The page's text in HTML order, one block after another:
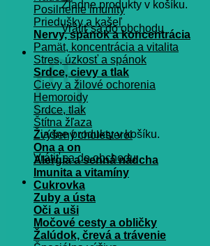
Žiadne produkty v košíku.
Vrátiť sa do obchodu
Košík
Žiadne produkty v košíku.
Vrátiť sa do obchodu
Posilnenie imunity
Priedušky a kašeľ
Nervy, spánok a koncentrácia
Pamät, koncentrácia a vitalita
Stres, úzkosť a spánok
Srdce, cievy a tlak
Cievy a žilové ochorenia
Hemoroidy
Srdce, tlak
Štítna žľaza
Zvýšený cholesterol
Ona a on
Alergia a senná nádcha
Imunita a vitamíny
Cukrovka
Zuby a ústa
Oči a uši
Močové cesty a obličky
Žalúdok, črevá a trávenie